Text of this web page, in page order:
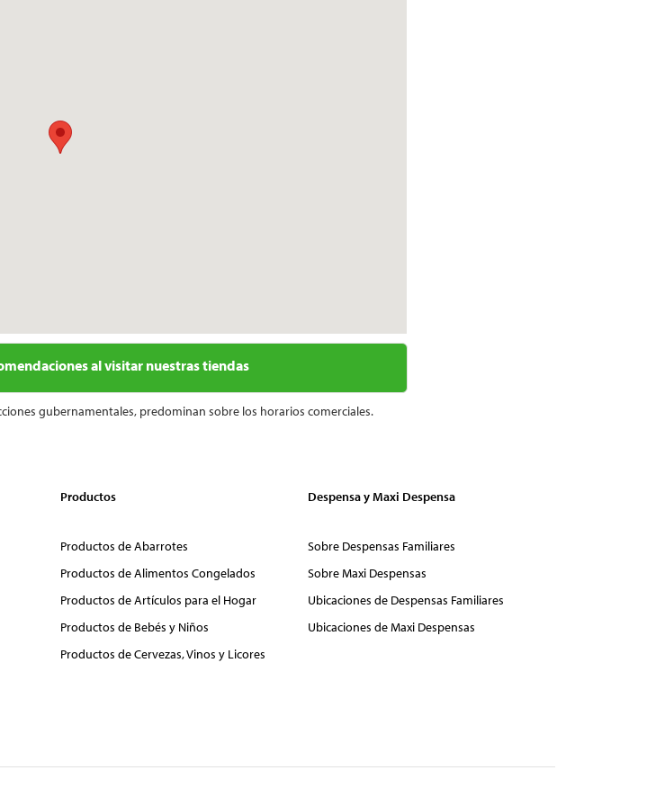
al visitar nuestras tiendas
gubernamentales, predominan sobre los horarios comerciales.
Productos
Productos de Abarrotes
Productos de Alimentos Congelados
Productos de Artículos para el Hogar
Productos de Bebés y Niños
Productos de Cervezas, Vinos y Licores
Despensa y Maxi Despensa
Sobre Despensas Familiares
Sobre Maxi Despensas
Ubicaciones de Despensas Familiares
Ubicaciones de Maxi Despensas